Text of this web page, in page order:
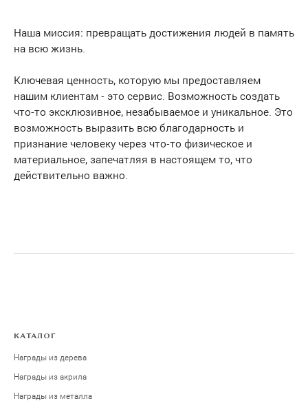
Наша миссия: превращать достижения людей в память
на всю жизнь.
Ключевая ценность, которую мы предоставляем
нашим клиентам - это сервис. Возможность создать
что-то эксклюзивное, незабываемое и уникальное. Это
возможность выразить всю благодарность и
признание человеку через что-то физическое и
материальное, запечатляя в настоящем то, что
действительно важно.
КАТАЛОГ
Награды из дерева
Награды из акрила
Награды из металла